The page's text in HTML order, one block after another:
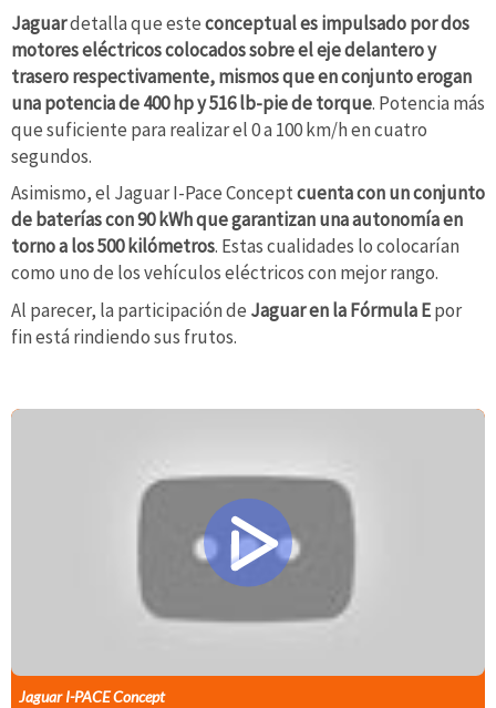
Jaguardetalla que esteconceptual es impulsado por dos
motores eléctricos colocados sobre el eje delantero y
trasero respectivamente, mismos que en conjunto erogan
una potencia de 400 hp y 516 lb-pie de torque. Potencia más
que suficiente para realizar el 0 a 100 km/h en cuatro
segundos.
Asimismo, el Jaguar I-Pace Conceptcuenta con un conjunto
de baterías con 90 kWh que garantizan una autonomía en
torno a los 500 kilómetros. Estas cualidades lo colocarían
como uno de los vehículos eléctricos con mejor rango.
Al parecer, la participación de Jaguar en la Fórmula Epor
fin está rindiendo sus frutos.
Jaguar I-PACE Concept